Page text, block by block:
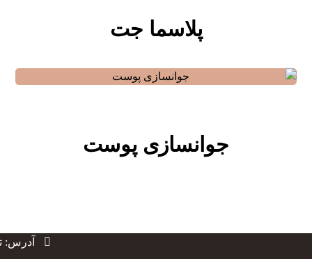
پلاسما جت
جوانسازی پوست
آدرس: